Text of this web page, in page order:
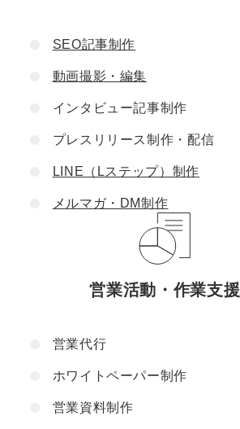
SEO記事制作
動画撮影・編集
インタビュー記事制作
プレスリリース制作・配信
LINE（Lステップ）制作
メルマガ・DM制作
営業活動・作業支援
営業代行
ホワイトペーパー制作
営業資料制作